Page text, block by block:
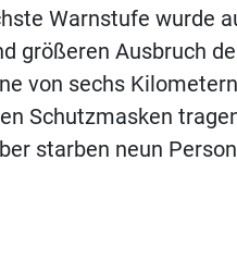
Warnstufe wurde
größeren Ausbruch
von sechs
Schutzmasken
starben neun